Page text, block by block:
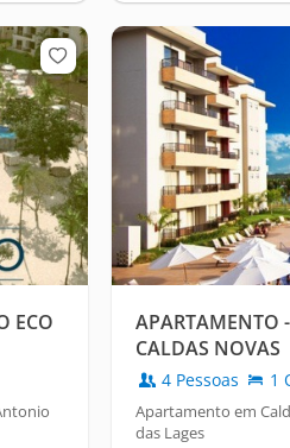
ECO
APARTAMENTO
CALDAS NOVAS
4 Pessoas 1
Apartamento em
das Lages